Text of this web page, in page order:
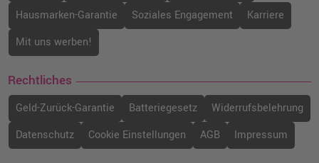
Hausmarken-Garantie
Soziales Engagement
Karriere
Mit uns werben!
Rechtliches
Geld-Zurück-Garantie Batteriegesetz
Widerrufsbelehrung
Datenschutz
Cookie Einstellungen AGB Impressum